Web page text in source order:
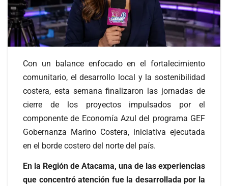
Con un balance enfocado en el fortalecimiento
comunitario, el desarrollo local y la sostenibilidad
costera, esta semana finalizaron las jornadas de
cierre de los proyectos impulsados por el
componente de Economía Azul del programa GEF
Gobernanza Marino Costera, iniciativa ejecutada
en el borde costero del norte del país.
En la Región de Atacama, una de las experiencias
que concentró atención fue la desarrollada por la